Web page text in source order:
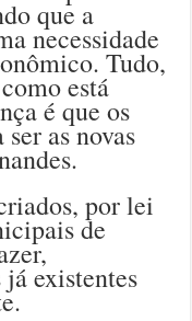
que a
necessidade
Tudo,
está
é que os
ser as novas
por lei
de
existentes